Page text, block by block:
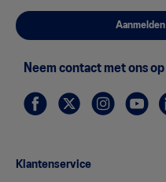
Aanmelden
Neem contact met ons op
Klantenservice